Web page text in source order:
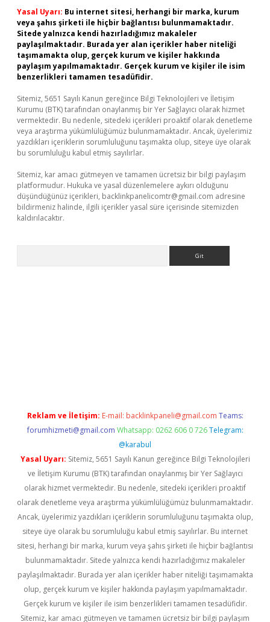
Yasal Uyarı: Bu internet sitesi, herhangi bir marka, kurum
veya şahıs şirketi ile hiçbir bağlantısı bulunmamaktadır.
Sitede yalnızca kendi hazırladığımız makaleler
paylaşılmaktadır. Burada yer alan içerikler haber niteliği
taşımamakta olup, gerçek kurum ve kişiler hakkında
paylaşım yapılmamaktadır. Gerçek kurum ve kişiler ile isim
benzerlikleri tamamen tesadüfidir.
Sitemiz, 5651 Sayılı Kanun gereğince Bilgi Teknolojileri ve İletişim
Kurumu (BTK) tarafından onaylanmış bir Yer Sağlayıcı olarak hizmet
vermektedir. Bu nedenle, sitedeki içerikleri proaktif olarak denetleme
veya araştırma yükümlülüğümüz bulunmamaktadır. Ancak, üyelerimiz
yazdıkları içeriklerin sorumluluğunu taşımakta olup, siteye üye olarak
bu sorumluluğu kabul etmiş sayılırlar.
Sitemiz, kar amacı gütmeyen ve tamamen ücretsiz bir bilgi paylaşım
platformudur. Hukuka ve yasal düzenlemelere aykırı olduğunu
düşündüğünüz içerikleri, backlinkpanelicomtr@gmail.com adresine
bildirmeniz halinde, ilgili içerikler yasal süre içerisinde sitemizden
kaldırılacaktır.
Reklam ve İletişim: E-mail: backlinkpaneli@gmail.com Teams:
forumhizmeti@gmail.com Whatsapp: 0262 606 0 726 Telegram:
@karabul
Yasal Uyarı: Sitemiz, 5651 Sayılı Kanun gereğince Bilgi Teknolojileri
ve İletişim Kurumu (BTK) tarafından onaylanmış bir Yer Sağlayıcı
olarak hizmet vermektedir. Bu nedenle, sitedeki içerikleri proaktif
olarak denetleme veya araştırma yükümlülüğümüz bulunmamaktadır.
Ancak, üyelerimiz yazdıkları içeriklerin sorumluluğunu taşımakta olup,
siteye üye olarak bu sorumluluğu kabul etmiş sayılırlar. Bu internet
sitesi, herhangi bir marka, kurum veya şahıs şirketi ile hiçbir bağlantısı
bulunmamaktadır. Sitede yalnızca kendi hazırladığımız makaleler
paylaşılmaktadır. Burada yer alan içerikler haber niteliği taşımamakta
olup, gerçek kurum ve kişiler hakkında paylaşım yapılmamaktadır.
Gerçek kurum ve kişiler ile isim benzerlikleri tamamen tesadüfidir.
Sitemiz, kar amacı gütmeyen ve tamamen ücretsiz bir bilgi paylaşım